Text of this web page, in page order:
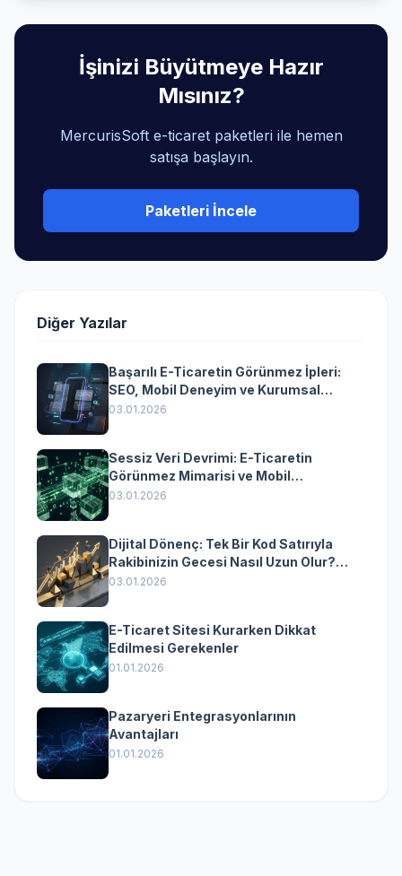
İşinizi Büyütmeye Hazır
Mısınız?
MercurisSoft e-ticaret paketleri ile hemen
satışa başlayın.
Paketleri İncele
Diğer Yazılar
Başarılı E-Ticaretin Görünmez İpleri:
SEO, Mobil Deneyim ve Kurumsal
Yazılımın Kazandıran Senkronizasyonu
03.01.2026
Sessiz Veri Devrimi: E-Ticaretin
Görünmez Mimarisi ve Mobil
Dönüşümün Kurumsal Anahtarı
03.01.2026
Dijital Dönenç: Tek Bir Kod Satırıyla
Rakibinizin Gecesi Nasıl Uzun Olur?
(Kurumsal Yazılımın Güçlü Rolü)
03.01.2026
E-Ticaret Sitesi Kurarken Dikkat
Edilmesi Gerekenler
01.01.2026
Pazaryeri Entegrasyonlarının
Avantajları
01.01.2026